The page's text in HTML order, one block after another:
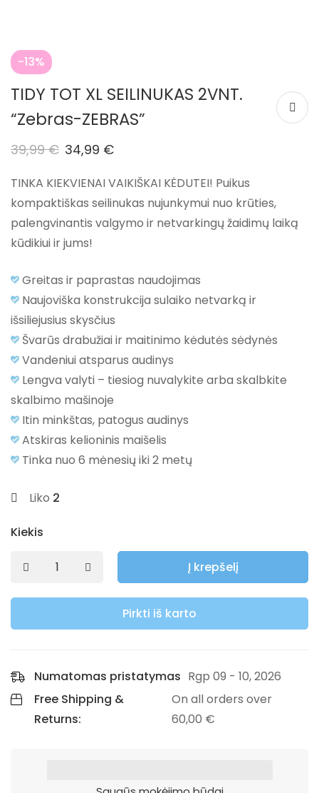
-13%
TIDY TOT XL SEILINUKAS 2VNT.
“Zebras-ZEBRAS”
39,99€ 34,99 €
TINKA KIEKVIENAI VAIKIŠKAI KĖDUTEI! Puikus
kompaktiškas seilinukas nujunkymui nuo krūties,
palengvinantis valgymo ir netvarkingų žaidimų laiką
kūdikiui ir jums!
Greitas ir paprastas naudojimas
Naujoviška konstrukcija sulaiko netvarką ir
išsiliejusius skysčius
Švarūs drabužiai ir maitinimo kėdutės sėdynės
Vandeniui atsparus audinys
Lengva valyti – tiesiog nuvalykite arba skalbkite
skalbimo mašinoje
Itin minkštas, patogus audinys
Atskiras kelioninis maišelis
Tinka nuo 6 mėnesių iki 2 metų
Liko 2
Kiekis
Į krepšelį
Pirkti iš karto
Numatomas pristatymas Rgp 09 - 10, 2026
Free Shipping &
Returns:
On all orders over
60,00 €